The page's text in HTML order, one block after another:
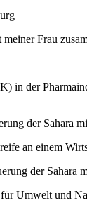
Frau
in der
der Sahara
an einem
der Sahara
Umwelt und